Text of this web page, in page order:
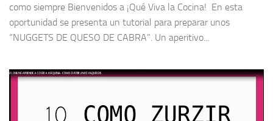
como siempre Bienvenidos a ¡Qué Viva la Cocina! En esta
oportunidad se presenta un tutorial para preparar unos
“NUGGETS DE QUESO DE CABRA”. Un aperitivo...